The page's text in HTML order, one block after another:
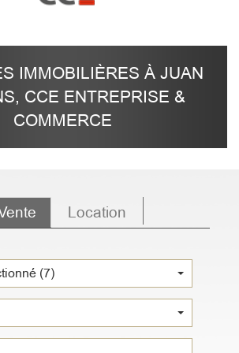
IMMOBILIÈRES À JUAN
CCE ENTREPRISE &
COMMERCE
Location
(7)